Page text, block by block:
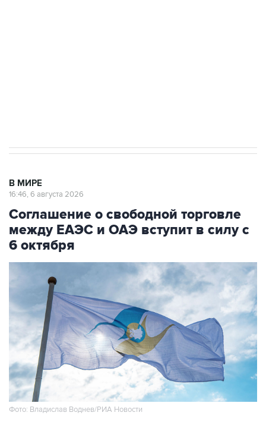
В МИРЕ
16:46, 6 августа 2026
Соглашение о свободной торговле
между ЕАЭС и ОАЭ вступит в силу с
6 октября
Фото: Владислав Воднев/РИА Новости